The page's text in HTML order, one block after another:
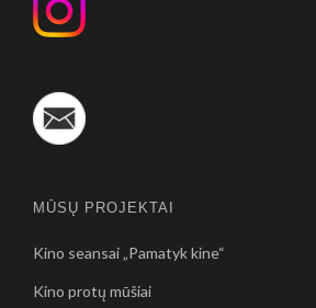
MŪSŲ PROJEKTAI
Kino seansai „Pamatyk kine“
Kino protų mūšiai